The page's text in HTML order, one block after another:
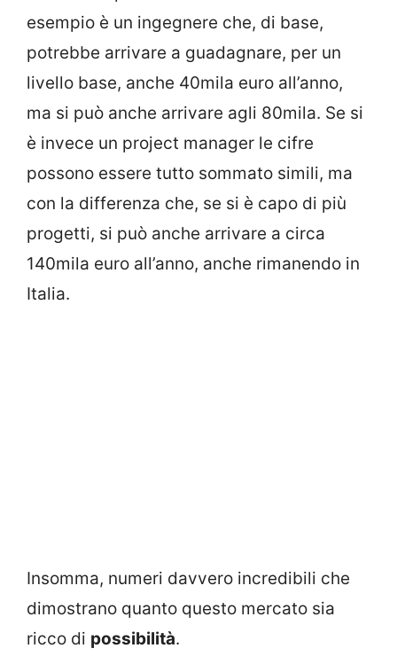
esempio è un ingegnere che, di base,
potrebbe arrivare a guadagnare, per un
livello base, anche 40mila euro all’anno,
ma si può anche arrivare agli 80mila. Se si
è invece un project manager le cifre
possono essere tutto sommato simili, ma
con la differenza che, se si è capo di più
progetti, si può anche arrivare a circa
140mila euro all’anno, anche rimanendo in
Italia.
Insomma, numeri davvero incredibili che
dimostrano quanto questo mercato sia
ricco di possibilità.